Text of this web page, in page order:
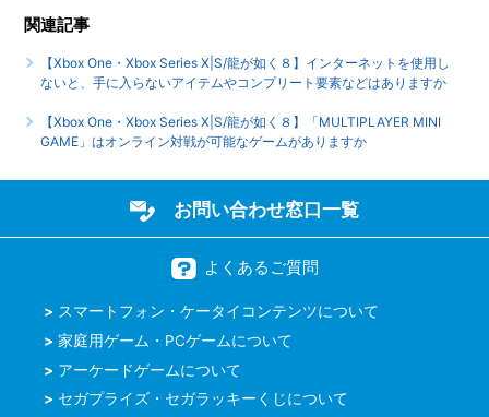
【Xbox One・Xbox Series X|S/龍が如く８】各難易度の違
もっと見る
関連記事
【Xbox One・Xbox Series X|S/龍が如く８】インターネットを使用し
ないと、手に入らないアイテムやコンプリート要素などはありますか
【Xbox One・Xbox Series X|S/龍が如く８】「MULTIPLAYER MINI
GAME」はオンライン対戦が可能なゲームがありますか
お問い合わせ窓口一覧
よくあるご質問
スマートフォン・ケータイコンテンツについて
家庭用ゲーム・PCゲームについて
アーケードゲームについて
セガプライズ・セガラッキーくじについて